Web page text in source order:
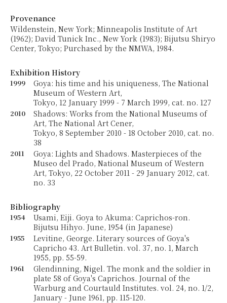
Provenance
Wildenstein, New York; Minneapolis Institute of Art
(1962); David Tunick Inc., New York (1983); Bijutsu Shiryo
Center, Tokyo; Purchased by the NMWA, 1984.
Exhibition History
1999
Goya: his time and his uniqueness, The National
Museum of Western Art,
Tokyo, 12 January 1999 - 7 March 1999, cat. no. 127
2010
Shadows: Works from the National Museums of
Art, The National Art Cener,
Tokyo, 8 September 2010 - 18 October 2010, cat. no.
38
2011
Goya: Lights and Shadows. Masterpieces of the
Museo del Prado, National Museum of Western
Art, Tokyo, 22 October 2011 - 29 January 2012, cat.
no. 33
Bibliography
1954
Usami, Eiji. Goya to Akuma: Caprichos-ron.
Bijutsu Hihyo. June, 1954 (in Japanese)
1955
Levitine, George. Literary sources of Goya's
Capricho 43. Art Bulletin. vol. 37, no. 1, March
1955, pp. 55-59.
1961
Glendinning, Nigel. The monk and the soldier in
plate 58 of Goya's Caprichos. Journal of the
Warburg and Courtauld Institutes. vol. 24, no. 1/2,
January - June 1961, pp. 115-120.